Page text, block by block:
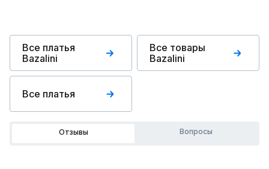
Все платья
Bazalini
Все товары
Bazalini
Все платья
Отзывы Вопросы